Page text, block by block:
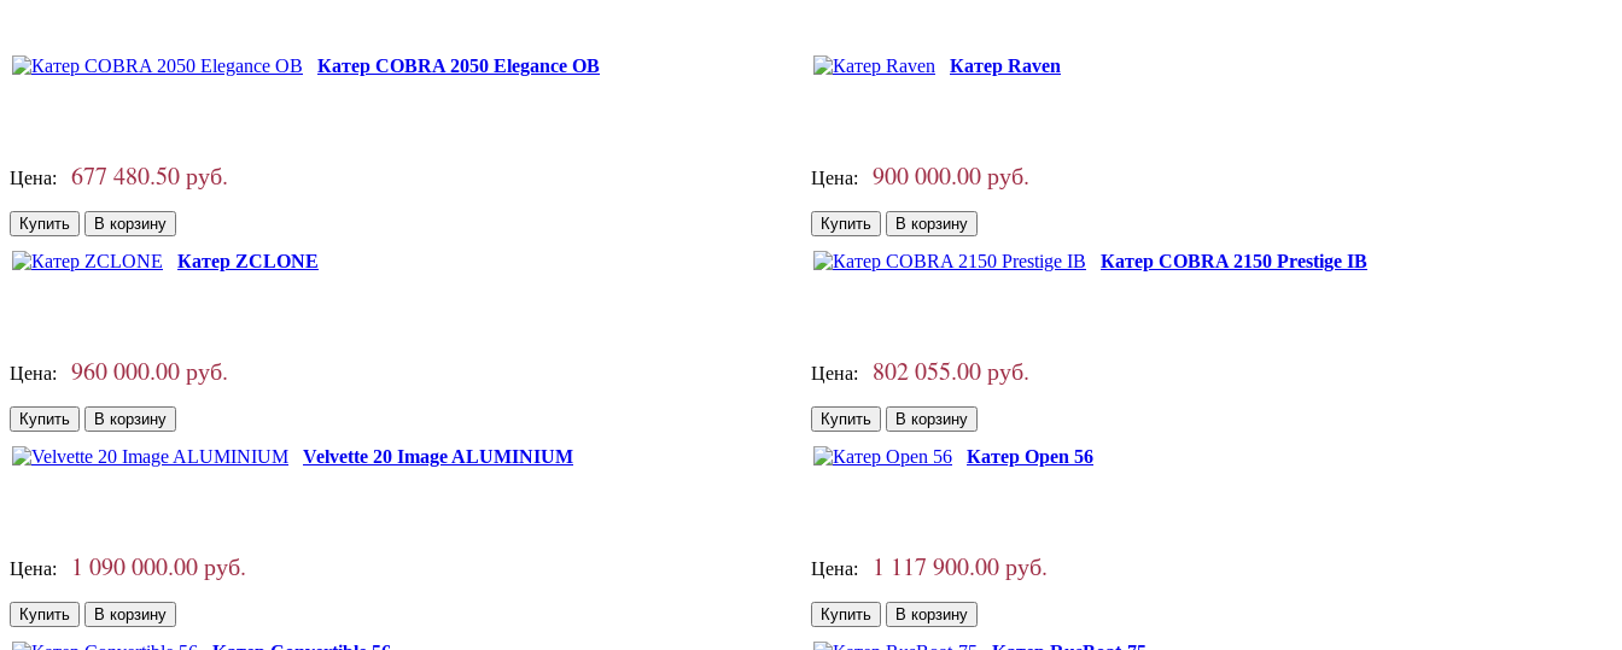
Катер COBRA 2050 Elegance OB
Цена: 677 480.50 руб.
Катер Raven
Цена: 900 000.00 руб.
Катер ZCLONE
Цена: 960 000.00 руб.
Катер СOBRA 2150 Prestige IB
Цена: 802 055.00 руб.
Velvette 20 Image ALUMINIUM
Цена: 1 090 000.00 руб.
Катер Open 56
Цена: 1 117 900.00 руб.